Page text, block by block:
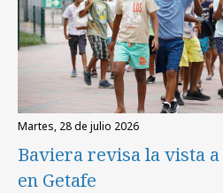
martes, 28 de julio 2026
Baviera revisa la vista
en Getafe